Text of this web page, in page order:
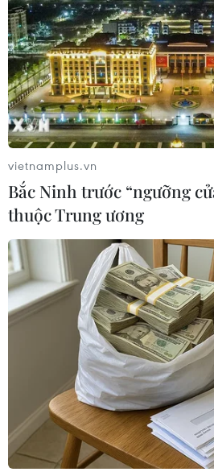
Dư luận trái chiều về
quân khỏi Syria
20/12/2018 04:13
Nhiều nghị sỹ Mỹ, trong đó có
hòa, quan chức Bộ Quốc phòng
minh quốc tế của Washington
quyết định rút quân khỏi Syria.
vietnamplus.vn
Bắc Ninh trước “ngưỡng
thuộc Trung ương